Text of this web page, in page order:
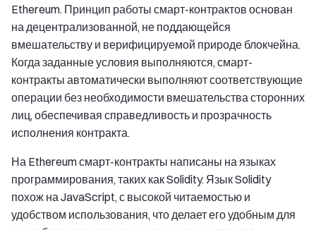
Ethereum. Принцип работы смарт-контрактов основан
на децентрализованной, не поддающейся
вмешательству и верифицируемой природе блокчейна.
Когда заданные условия выполняются, смарт-
контракты автоматически выполняют соответствующие
операции без необходимости вмешательства сторонних
лиц, обеспечивая справедливость и прозрачность
исполнения контракта.
На Ethereum смарт-контракты написаны на языках
программирования, таких как Solidity. Язык Solidity
похож на JavaScript, с высокой читаемостью и
удобством использования, что делает его удобным для